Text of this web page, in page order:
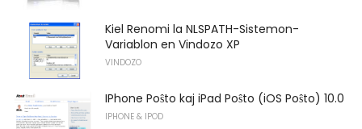
Kiel Renomi la NLSPATH-Sistemon-
Variablon en Vindozo XP
VINDOZO
IPhone Poŝto kaj iPad Poŝto (iOS Poŝto) 10.0
IPHONE & IPOD